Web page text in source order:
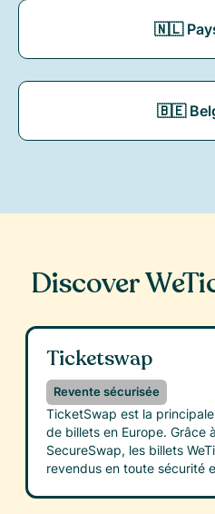
🇳🇱
🇧🇪
Discover
Ticketswap
Revente sécurisée
TicketSwap est la
de billets en Europe. Grâce
SecureSwap, les billets
revendus en toute sécurité